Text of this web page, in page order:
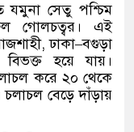
যমুনা সেতু পশ্চিম
গোলচত্বর। এই
,ঢাকা–বগুড়া
হয়ে যায়।
করে ২০ থেকে
বেড়ে দাঁড়ায়